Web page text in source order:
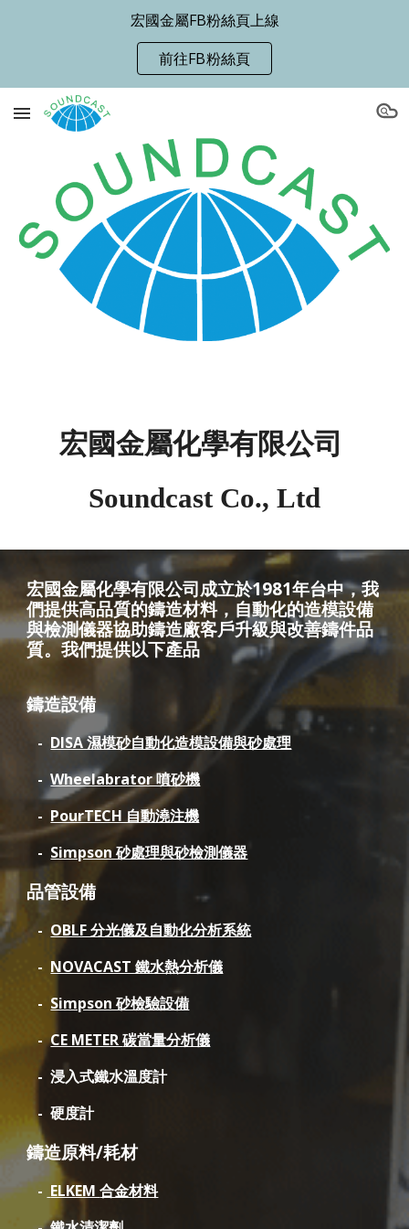
宏國金屬FB粉絲頁上線
前往FB粉絲頁
宏國金屬化學有限公司
Soundcast Co., Ltd
宏國金屬化學有限公司成立於1981年台中，我
們提供高品質的鑄造材料，自動化的造模設備
與檢測儀器協助鑄造廠客戶升級與改善鑄件品
質。我們提供以下產品
鑄造設備
- DISA 濕模砂自動化造模設備與砂處理
-Wheelabrator 噴砂機
- PourTECH 自動澆注機
- Simpson 砂處理與砂檢測儀器
品管設備
- OBLF 分光儀及自動化分析系統
- NOVACAST 鐵水熱分析儀
- Simpson 砂檢驗設備
-CE METER碳當量分析儀
- 浸入式鐵水溫度計
- 硬度計
鑄造原料/耗材
- ELKEM合金材料